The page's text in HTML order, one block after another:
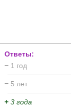
Ответы:
− 1 год
− 5 лет
+ 3 года